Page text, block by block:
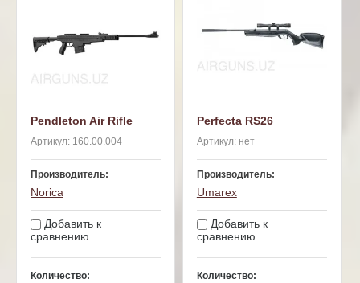
Pendleton Air Rifle
Артикул: 160.00.004
Производитель:
Norica
Добавить к
сравнению
Количество:
Perfecta RS26
Артикул:нет
Производитель:
Umarex
Добавить к
сравнению
Количество: